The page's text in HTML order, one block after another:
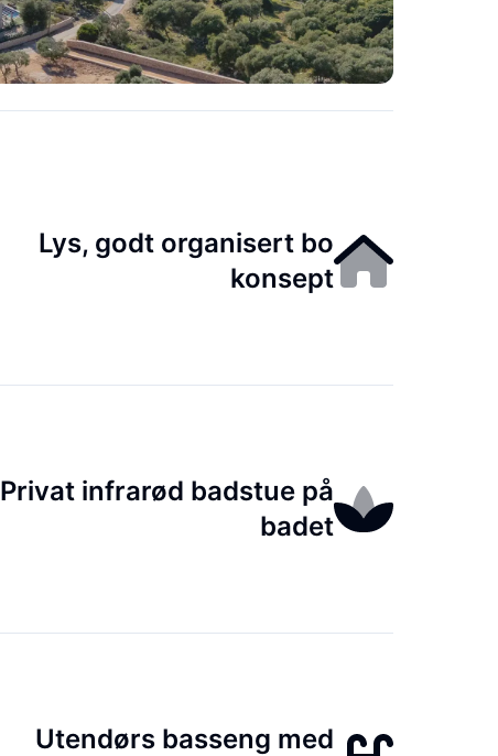
Lys, godt organisert bo
konsept
Privat infrarød badstue på
badet
Utendørs basseng med